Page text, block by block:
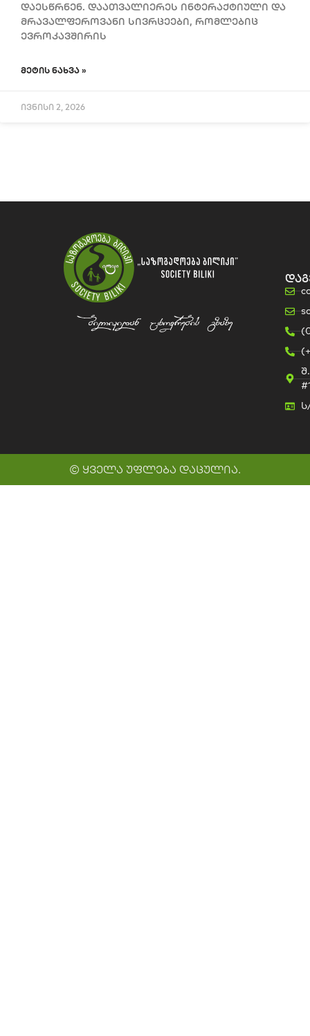
დაესწრნენ. დაათვალიერეს ინტერაქტიული და
მრავალფეროვანი სივრცეები, რომლებიც
ევროკავშირის
ᲛᲔᲢᲘᲡ ᲜᲐᲮᲕᲐ »
ივნისი 2, 2026
© ყველა უფლება დაცულია.